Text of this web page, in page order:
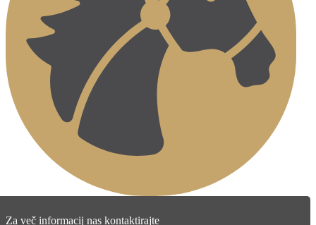
Za več informacij nas kontaktirajte